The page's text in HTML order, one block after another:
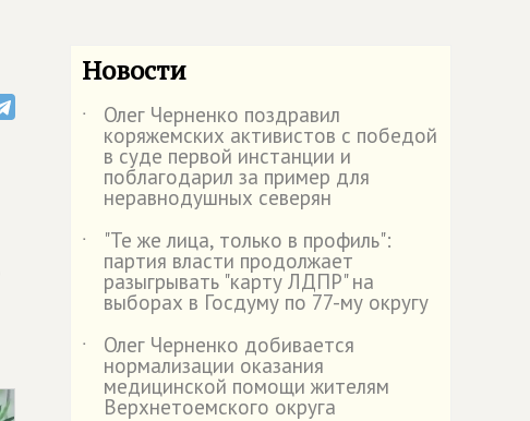
Новости
˙ Олег Черненко поздравил
коряжемских активистов с победой
в суде первой инстанции и
поблагодарил за пример для
неравнодушных северян
˙
"Те же лица, только в профиль":
партия власти продолжает
разыгрывать "карту ЛДПР" на
выборах в Госдуму по 77-му округу
˙
Олег Черненко добивается
нормализации оказания
медицинской помощи жителям
Верхнетоемского округа